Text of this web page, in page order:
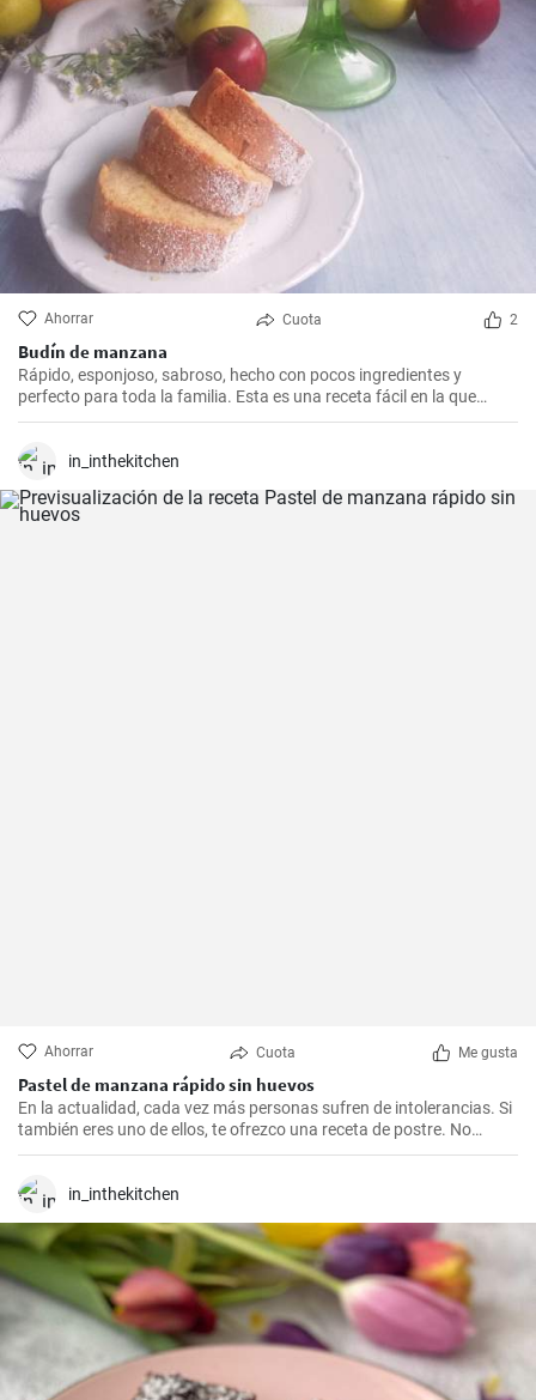
Ahorrar Cuota 2
Budín de manzana
Rápido, esponjoso, sabroso, hecho con pocos ingredientes y
perfecto para toda la familia. Esta es una receta fácil en la que
incluso los niños pueden ayudar a preparar.
in_inthekitchen
Ahorrar Cuota Me gusta
Pastel de manzana rápido sin huevos
En la actualidad, cada vez más personas sufren de intolerancias. Si
también eres uno de ellos, te ofrezco una receta de postre. No
tienes que privarte de los deliciosos pasteles. Este no lleva huevos,
in_inthekitchen